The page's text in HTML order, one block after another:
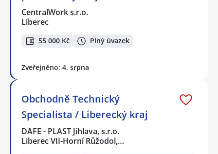
CentralWork s.r.o.
Liberec
55 000 Kč Plný úvazek
Zveřejněno: 4. srpna
Obchodně Technický
Specialista / Liberecký kraj
DAFE - PLAST Jihlava, s.r.o.
Liberec VII-Horní Růžodol,…